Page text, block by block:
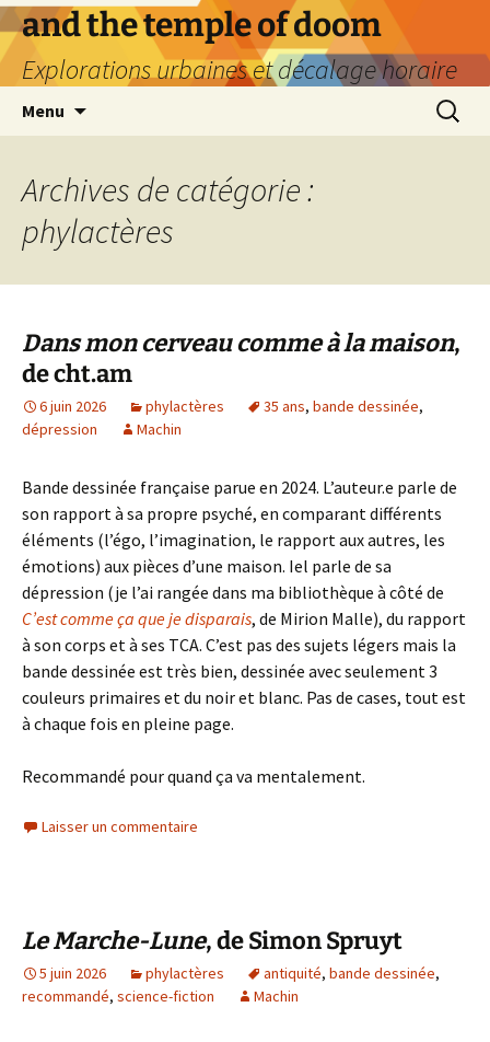
Aller
au
contenu
and the temple of doom
Explorations urbaines et décalage horaire
Menu
Archives de catégorie :
phylactères
Dans mon cerveau comme à la maison,
de cht.am
6 juin 2026 phylactères 35 ans, bande dessinée,
dépression
Machin
Bande dessinée française parue en 2024. L’auteur.e parle de
son rapport à sa propre psyché, en comparant différents
éléments (l’égo, l’imagination, le rapport aux autres, les
émotions) aux pièces d’une maison. Iel parle de sa
dépression (je l’ai rangée dans ma bibliothèque à côté de
C’est comme ça que je disparais, de Mirion Malle), du rapport
à son corps et à ses TCA. C’est pas des sujets légers mais la
bande dessinée est très bien, dessinée avec seulement 3
couleurs primaires et du noir et blanc. Pas de cases, tout est
à chaque fois en pleine page.
Recommandé pour quand ça va mentalement.
Laisser un commentaire
Le Marche-Lune, de Simon Spruyt
5 juin 2026 phylactères antiquité, bande dessinée,
recommandé, science-fiction Machin